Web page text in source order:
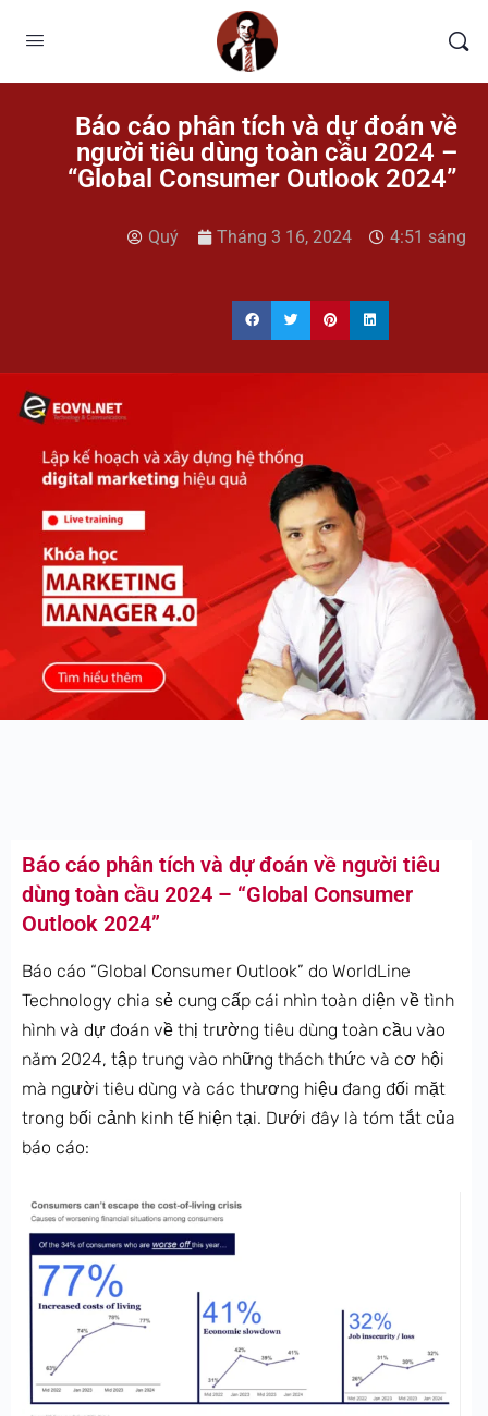
Báo cáo phân tích và dự đoán về
người tiêu dùng toàn cầu 2024 –
“Global Consumer Outlook 2024”
Quý Tháng 3 16, 2024 4:51 sáng
Báo cáo phân tích và dự đoán về người tiêu
dùng toàn cầu 2024 – “Global Consumer
Outlook 2024”
Báo cáo “Global Consumer Outlook” do WorldLine
Technology chia sẻ cung cấp cái nhìn toàn diện về tình
hình và dự đoán về thị trường tiêu dùng toàn cầu vào
năm 2024, tập trung vào những thách thức và cơ hội
mà người tiêu dùng và các thương hiệu đang đối mặt
trong bối cảnh kinh tế hiện tại. Dưới đây là tóm tắt của
báo cáo: